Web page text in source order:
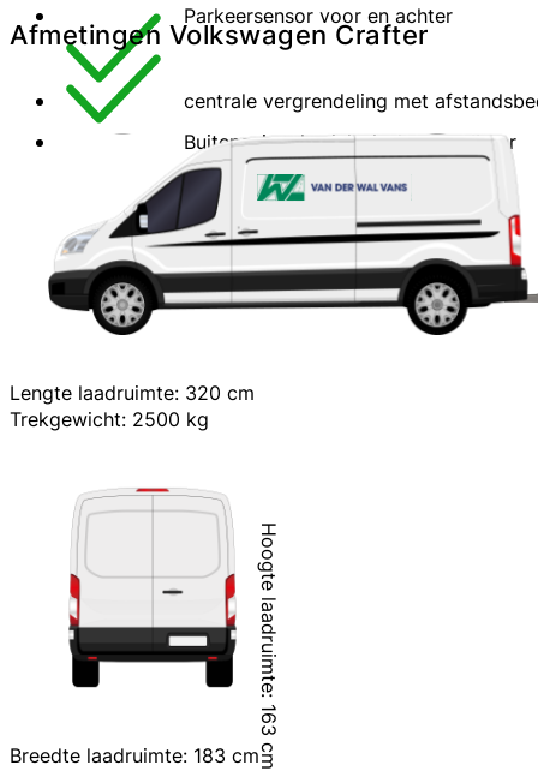
Parkeersensor voor en achter
Buitenspiegels elektrisch verstelbaar
centrale vergrendeling met
Afmetingen Volkswagen Crafter
Lengte laadruimte: 320 cm
Trekgewicht: 2500 kg
Breedte laadruimte: 183 cmHoogte laadruimte: 163 cm